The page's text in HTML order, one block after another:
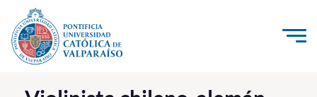
Click acá para ir directamente al contenido
La Universidad